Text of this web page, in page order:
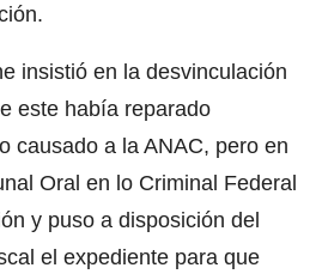
insistió en la desvinculación
este había reparado
causado a la ANAC, pero en
Oral en lo Criminal Federal
y puso a disposición del
el expediente para que